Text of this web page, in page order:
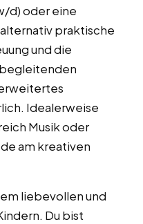
d) oder eine
praktische
und die
Idealerweise
Musik oder
am kreativen
liebevollen und
Du bist